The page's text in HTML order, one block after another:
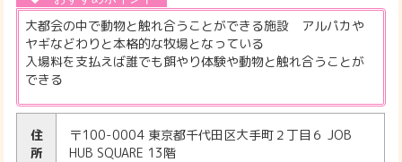
大都会の中で動物と触れ合うことができる施設 アルパカや
ヤギなどわりと本格的な牧場となっている
入場料を支払えば誰でも餌やり体験や動物と触れ合うことが
できる
住
所
〒100-0004 東京都千代田区大手町２丁目６ JOB
HUB SQUARE 13階